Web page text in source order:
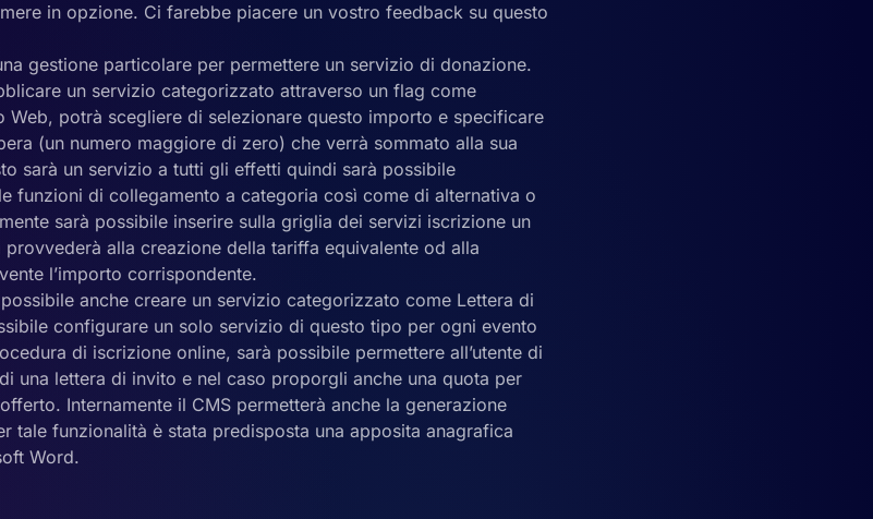
in opzione. Ci farebbe piacere un vostro feedback su questo
gestione particolare per permettere un servizio di donazione.
un servizio categorizzato attraverso un flag come
Web, potrà scegliere di selezionare questo importo e specificare
(un numero maggiore di zero) che verrà sommato alla sua
sarà un servizio a tutti gli effetti quindi sarà possibile
funzioni di collegamento a categoria così come di alternativa o
sarà possibile inserire sulla griglia dei servizi iscrizione un
alla creazione della tariffa equivalente od alla
l’importo corrispondente.
anche creare un servizio categorizzato come Lettera di
configurare un solo servizio di questo tipo per ogni evento
di iscrizione online, sarà possibile permettere all’utente di
una lettera di invito e nel caso proporgli anche una quota per
Internamente il CMS permetterà anche la generazione
tale funzionalità è stata predisposta una apposita anagrafica
Word.